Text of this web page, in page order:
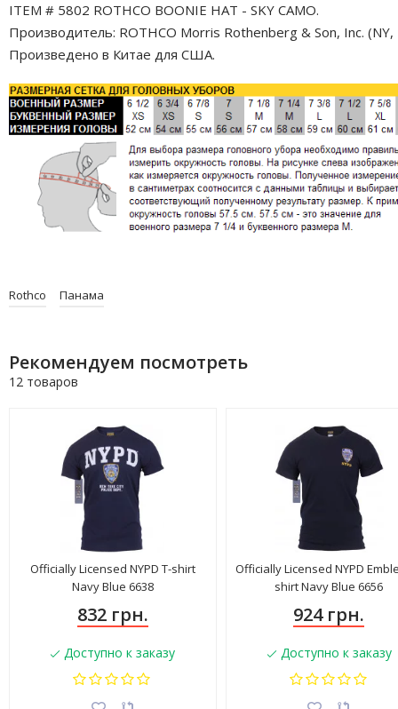
ITEM # 5802 ROTHCO BOONIE HAT - SKY CAMO.
Производитель: ROTHCO Morris Rothenberg & Son, Inc. (NY,
Произведено в Китае для США.
Rothco Панама
Рекомендуем посмотреть
12 товаров
Officially Licensed NYPD T-shirt
Navy Blue 6638
832 грн.
Доступно к заказу
Officially Licensed NYPD
shirt Navy Blue 6656
924 грн.
Доступно к заказу